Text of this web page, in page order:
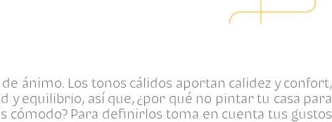
ánimo. Los tonos cálidos aportan calidez y confort,
equilibrio, así que, ¿por qué no pintar tu casa para
cómodo? Para definirlos toma en cuenta tus gustos